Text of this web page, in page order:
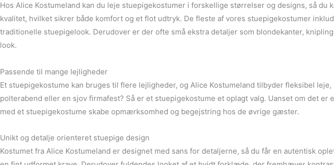
Hos Alice Kostumeland kan du leje stuepigekostumer i forskellige størrelser og designs, så
kvalitet, hvilket sikrer både komfort og et flot udtryk. De fleste af vores stuepigekostumer
traditionelle stuepigelook. Derudover er der ofte små ekstra detaljer som blondekanter,
look.
Passende til mange lejligheder
Et stuepigekostume kan bruges til flere lejligheder, og Alice Kostumeland tilbyder fleksibel
polterabend eller en sjov firmafest? Så er et stuepigekostume et oplagt valg. Uanset om det
med et stuepigekostume skabe opmærksomhed og begejstring hos de øvrige gæster.
Unikt og detalje orienteret stuepige design
Kostumet fra Alice Kostumeland er designet med sans for detaljerne, så du får en autentisk